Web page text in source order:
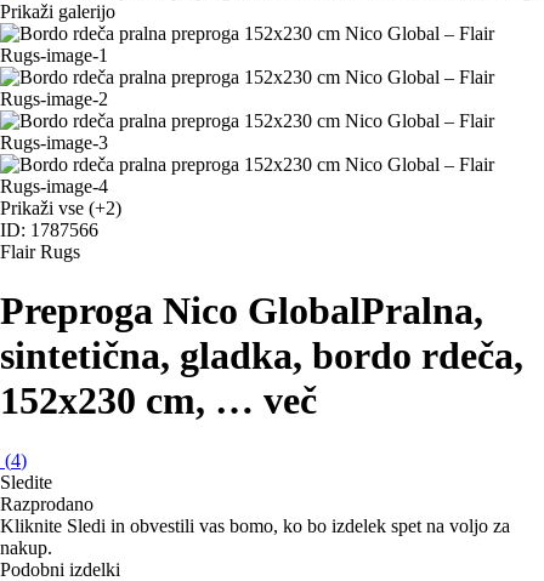
Prikaži galerijo
Prikaži vse (+2)
ID: 1787566
Flair Rugs
Preproga Nico GlobalPralna,
sintetična, gladka, bordo rdeča,
152x230 cm, … več
(4)
Sledite
Razprodano
Kliknite Sledi in obvestili vas bomo, ko bo izdelek spet na voljo za
nakup.
Podobni izdelki